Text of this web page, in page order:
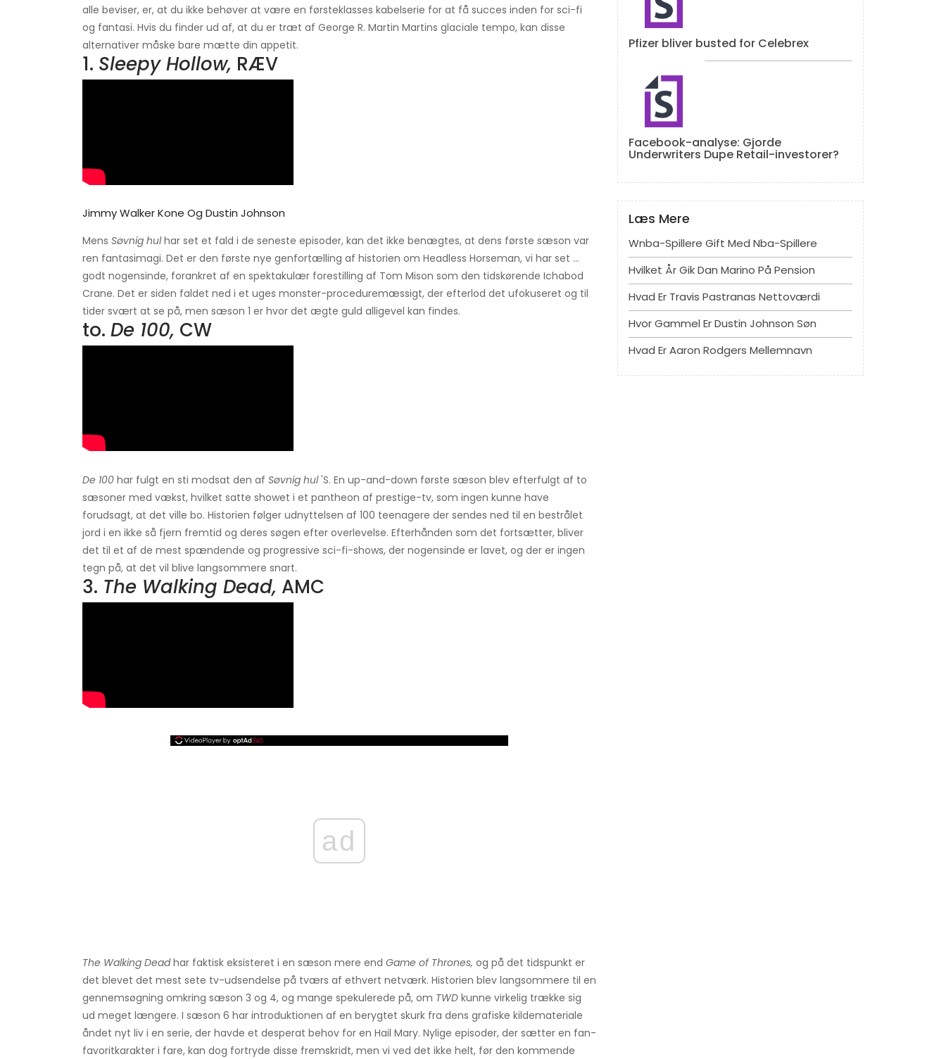
alle beviser, er, at du ikke behøver at være en førsteklasses kabelserie for at få succes inden for sci-fi
og fantasi. Hvis du finder ud af, at du er træt af George R. Martin Martins glaciale tempo, kan disse
alternativer måske bare mætte din appetit.
1. Sleepy Hollow, RÆV
Jimmy Walker Kone Og Dustin Johnson
Mens Søvnig hulhar set et fald i de seneste episoder, kan det ikke benægtes, at dens første sæson var
ren fantasimagi. Det er den første nye genfortælling af historien om Headless Horseman, vi har set ...
godt nogensinde, forankret af en spektakulær forestilling af Tom Mison som den tidskørende Ichabod
Crane. Det er siden faldet ned i et uges monster-proceduremæssigt, der efterlod det ufokuseret og til
tider svært at se på, men sæson 1 er hvor det ægte guld alligevel kan findes.
to. De 100, CW
De 100 har fulgt en sti modsat den af Søvnig hul'S. En up-and-down første sæson blev efterfulgt af to
sæsoner med vækst, hvilket satte showet i et pantheon af prestige-tv, som ingen kunne have
forudsagt, at det ville bo. Historien følger udnyttelsen af ​​100 teenagere der sendes ned til en bestrålet
jord i en ikke så fjern fremtid og deres søgen efter overlevelse. Efterhånden som det fortsætter, bliver
det til et af de mest spændende og progressive sci-fi-shows, der nogensinde er lavet, og der er ingen
tegn på, at det vil blive langsommere snart.
3. The Walking Dead, AMC
ad
The Walking Deadhar faktisk eksisteret i en sæson mere end Game of Thrones, og på det tidspunkt er
det blevet det mest sete tv-udsendelse på tværs af ethvert netværk. Historien blev langsommere til en
gennemsøgning omkring sæson 3 og 4, og mange spekulerede på, om TWD kunne virkelig trække sig
ud meget længere. I sæson 6 har introduktionen af ​​en berygtet skurk fra dens grafiske kildemateriale
åndet nyt liv i en serie, der havde et desperat behov for en Hail Mary. Nylige episoder, der sætter en fan-
favoritkarakter i fare, kan dog fortryde disse fremskridt, men vi ved det ikke helt, før den kommende
Pfizer bliver busted for Celebrex
Facebook-analyse: Gjorde
Underwriters Dupe Retail-investorer?
Læs Mere
Wnba-Spillere Gift Med Nba-Spillere
Hvilket År Gik Dan Marino På Pension
Hvad Er Travis Pastranas Nettoværdi
Hvor Gammel Er Dustin Johnson Søn
Hvad Er Aaron Rodgers Mellemnavn